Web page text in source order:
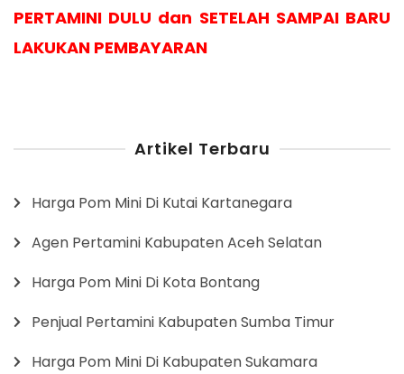
PERTAMINI DULU dan SETELAH SAMPAI BARU
LAKUKAN PEMBAYARAN
Artikel Terbaru
Harga Pom Mini Di Kutai Kartanegara
Agen Pertamini Kabupaten Aceh Selatan
Harga Pom Mini Di Kota Bontang
Penjual Pertamini Kabupaten Sumba Timur
Harga Pom Mini Di Kabupaten Sukamara